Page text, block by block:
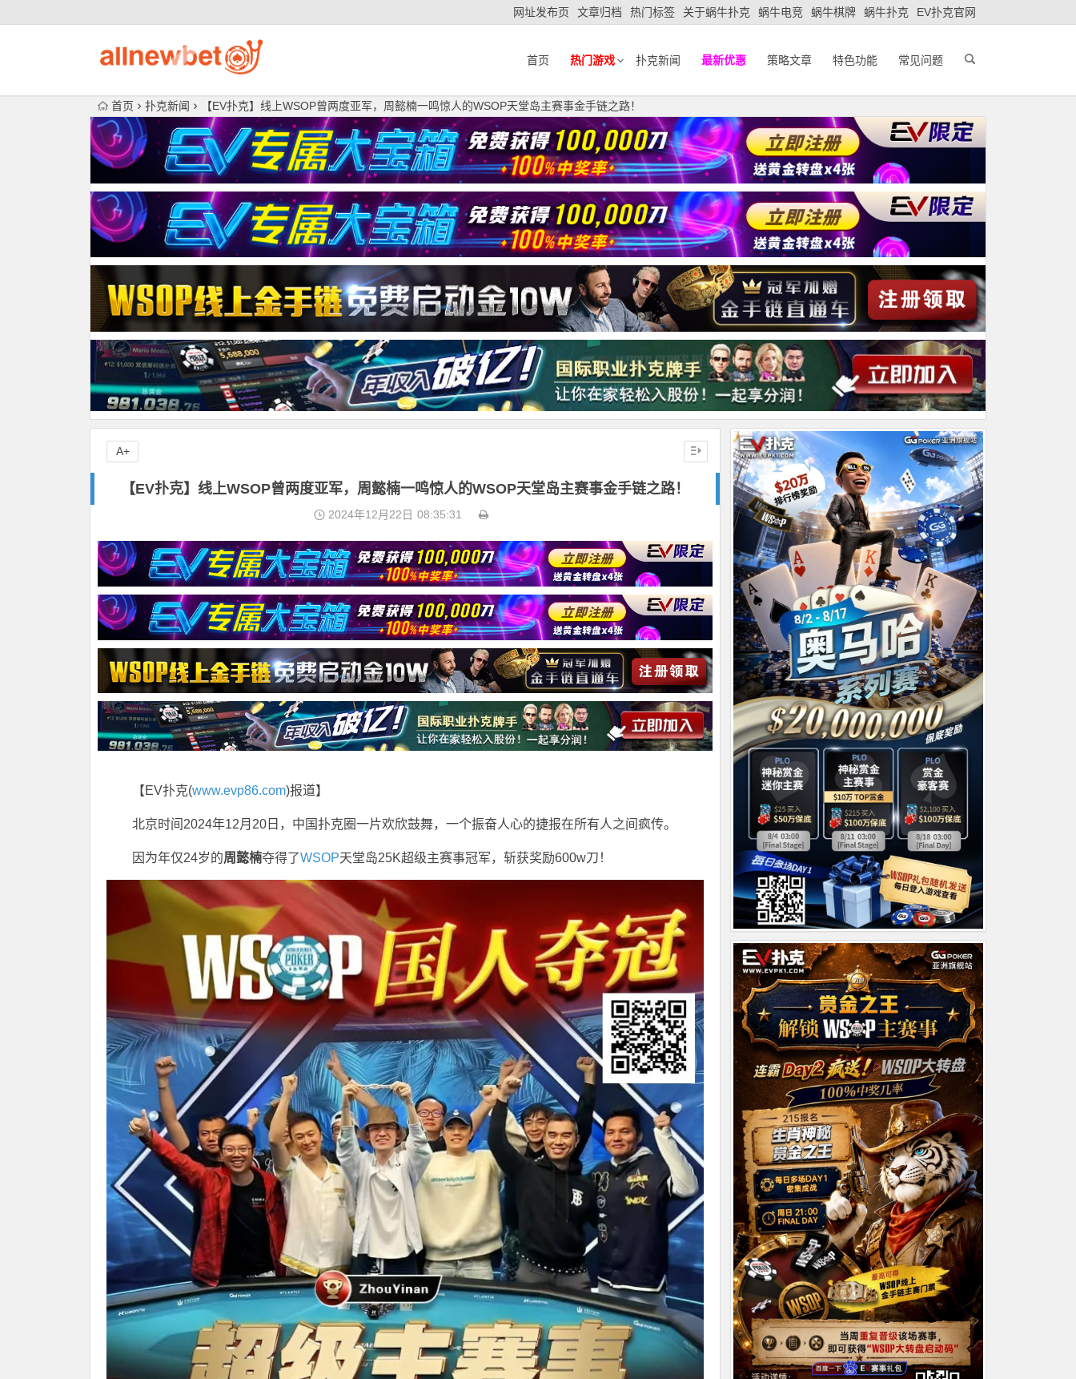
网址发布页 文章归档 热门标签 关于蜗牛扑克 蜗牛电竞 蜗牛棋牌 蜗牛扑克 EV扑克官网
首页 热门游戏 扑克新闻 最新优惠 策略文章 特色功能 常见问题
首页 扑克新闻 【EV扑克】线上WSOP曾两度亚军，周懿楠一鸣惊人的WSOP天堂岛主赛事金手链之路！
【EV扑克】线上WSOP曾两度亚军，周懿楠一鸣惊人的WSOP天堂岛主赛事金手链之路！
2024年12月22日 08:35:31
【EV扑克(www.evp86.com)报道】
北京时间2024年12月20日，中国扑克圈一片欢欣鼓舞，一个振奋人心的捷报在所有人之间疯传。
因为年仅24岁的周懿楠夺得了WSOP天堂岛25K超级主赛事冠军，斩获奖励600w刀！
A+